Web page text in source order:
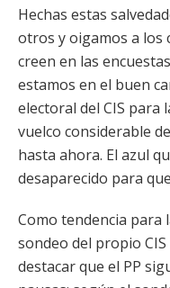
Hechas estas
otros y oigamos a los
creen en las
estamos en el buen
electoral del CIS para
vuelco considerable
hasta ahora. El azul
desaparecido para
Como tendencia para
sondeo del propio
destacar que el PP